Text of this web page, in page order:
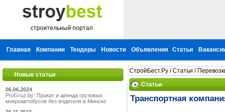
строительный портал
Главная Компании Тендеры Новости Объявления Статьи
Новые статьи
06.06.2024
ProGruz.by: Прокат и аренда грузовых
микроавтобусов без водителя в Минске
СтройБест.Ру /Статьи /
Статьи
Транспортная